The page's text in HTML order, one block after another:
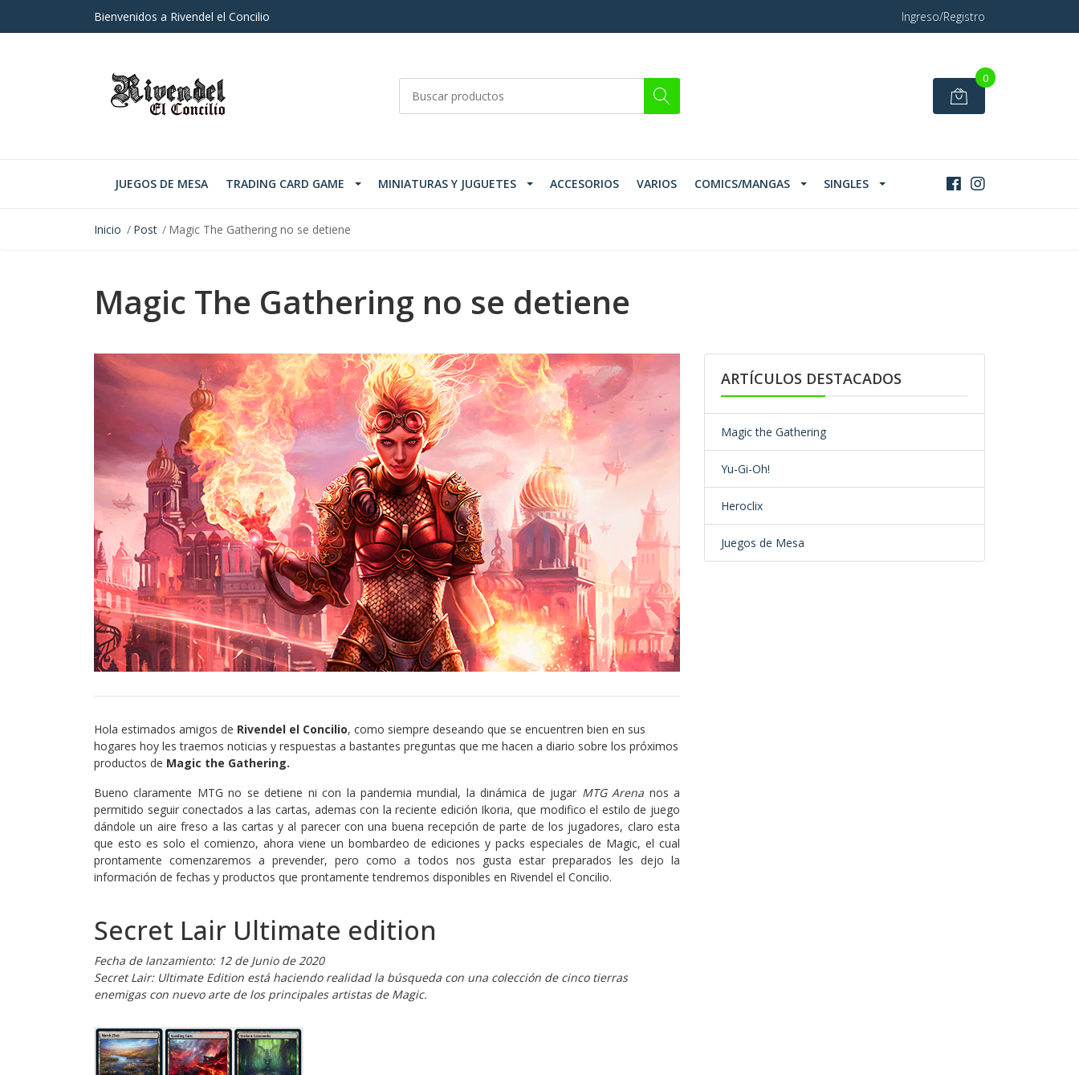
Bienvenidos a Rivendel el Concilio Ingreso/Registro
0
JUEGOS DE MESA TRADING CARD GAME MINIATURAS Y JUGUETES ACCESORIOS VARIOS COMICS/MANGAS SINGLES
Inicio Post Magic The Gathering no se detiene
Magic The Gathering no se detiene
Hola estimados amigos de Rivendel el Concilio, como siempre deseando que se encuentren bien en sus
hogares hoy les traemos noticias y respuestas a bastantes preguntas que me hacen a diario sobre los próximos
productos de Magic the Gathering.
Bueno claramente MTG no se detiene ni con la pandemia mundial, la dinámica de jugar MTG Arena nos a
permitido seguir conectados a las cartas, ademas con la reciente edición Ikoria, que modifico el estilo de juego
dándole un aire freso a las cartas y al parecer con una buena recepción de parte de los jugadores, claro esta
que esto es solo el comienzo, ahora viene un bombardeo de ediciones y packs especiales de Magic, el cual
prontamente comenzaremos a prevender, pero como a todos nos gusta estar preparados les dejo la
información de fechas y productos que prontamente tendremos disponibles en Rivendel el Concilio.
Secret Lair Ultimate edition
Fecha de lanzamiento: 12 de Junio de 2020
Secret Lair: Ultimate Edition está haciendo realidad la búsqueda con una colección de cinco tierras
enemigas con nuevo arte de los principales artistas de Magic.
ARTÍCULOS DESTACADOS
Magic the Gathering
Yu-Gi-Oh!
Heroclix
Juegos de Mesa